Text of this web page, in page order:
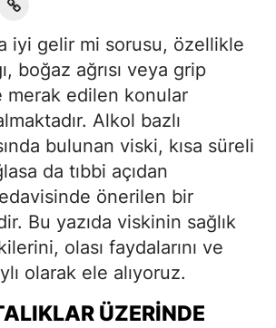
iyi gelir mi sorusu, özellikle
boğaz ağrısı veya grip
merak edilen konular
Alkol bazlı
bulunan viski, kısa süreli
da tıbbi açıdan
önerilen bir
Bu yazıda viskinin sağlık
olası faydalarını ve
olarak ele alıyoruz.
ÜZERINDE